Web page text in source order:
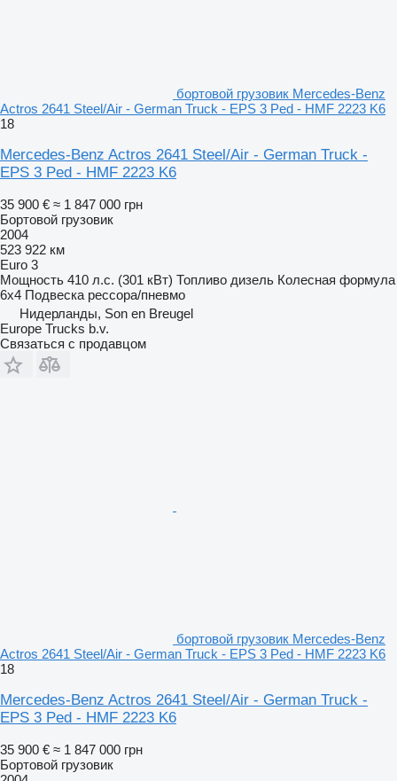
бортовой грузовик Mercedes-Benz
Actros 2641 Steel/Air - German Truck - EPS 3 Ped - HMF 2223 K6
18
Mercedes-Benz Actros 2641 Steel/Air - German Truck -
EPS 3 Ped - HMF 2223 K6
35 900 € ≈ 1 847 000 грн
Бортовой грузовик
2004
523 922 км
Euro 3
Мощность 410 л.с. (301 кВт) Топливо дизель Колесная формула
6x4 Подвеска рессора/пневмо
Нидерланды, Son en Breugel
Europe Trucks b.v.
Связаться с продавцом
бортовой грузовик Mercedes-Benz
Actros 2641 Steel/Air - German Truck - EPS 3 Ped - HMF 2223 K6
18
Mercedes-Benz Actros 2641 Steel/Air - German Truck -
EPS 3 Ped - HMF 2223 K6
35 900 € ≈ 1 847 000 грн
Бортовой грузовик